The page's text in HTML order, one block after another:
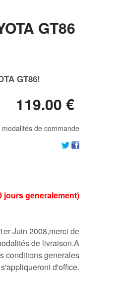
GT86
GT86!
119.00 €
de commande
jours generalement)
Juin 2008,merci de
de livraison.A
conditions generales
d'office.